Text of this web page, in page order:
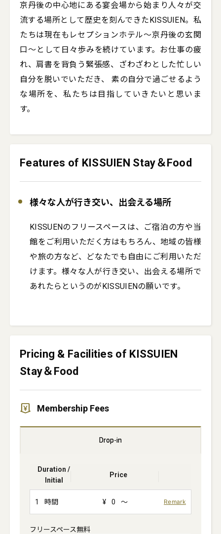
京丹後の中心地にある宴会場から始まり人々が交
流する場所として歴史を刻んできたKISSUIEN。私
たちは現在もレセプションホテル〜京丹後の玄関
口〜として日々歩みを続けています。お仕事の疲
れ、肩書を背負う緊張感、ざわざわとした忙しい
自分を脱いでいただき、 素の自分で過ごせるよう
な場所を、私たちは目指していきたいと思いま
す。
Features of KISSUIEN Stay＆Food
様々な人が行き交い、出会える場所
KISSUENのフリースペースは、ご宿泊の方や当
館をご利用いただく方はもちろん、地域の皆様
や旅の方など、どなたでも自由にご利用いただ
けます。様々な人が行き交い、出会える場所で
あれたらというのがKISSUIENの願いです。
Pricing & Facilities of KISSUIEN
Stay＆Food
Membership Fees
Drop-in
Duration /
Initial
Price
1 時間 ¥ 0 ～ Remark
フリースペース無料